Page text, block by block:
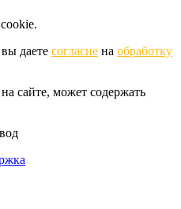
даете согласие на обработку
сайте, может содержать